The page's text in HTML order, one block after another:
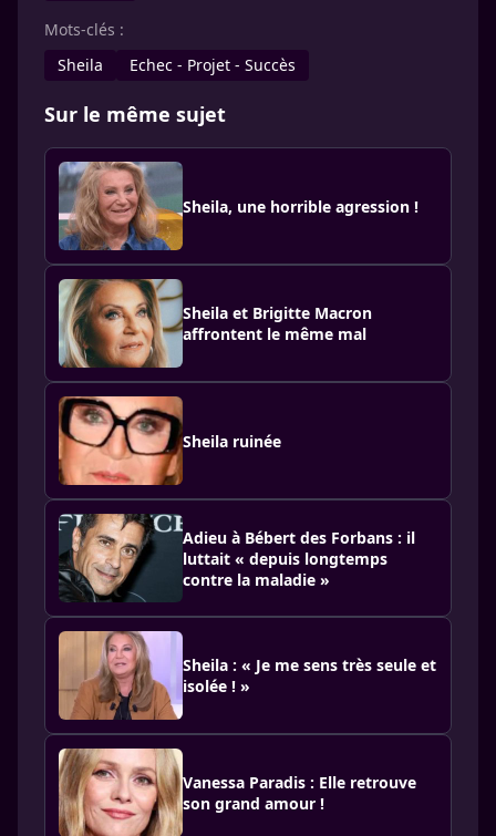
Mots-clés :
Sheila
Echec - Projet - Succès
Sur le même sujet
Sheila, une horrible agression !
Sheila et Brigitte Macron
affrontent le même mal
Sheila ruinée
Adieu à Bébert des Forbans : il
luttait « depuis longtemps
contre la maladie »
Sheila : « Je me sens très seule et
isolée ! »
Vanessa Paradis : Elle retrouve
son grand amour !